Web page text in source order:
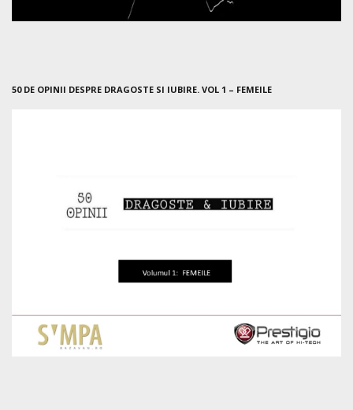
50 DE OPINII DESPRE DRAGOSTE SI IUBIRE. VOL 1 – FEMEILE